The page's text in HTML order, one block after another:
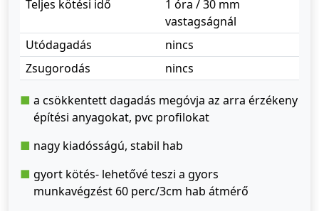
Teljes kötési idő
1 óra / 30 mm
vastagságnál
Utódagadás
nincs
Zsugorodás
nincs
a csökkentett dagadás megóvja az arra érzékeny
építési anyagokat, pvc profilokat
nagy kiadósságú, stabil hab
gyort kötés- lehetővé teszi a gyors
munkavégzést 60 perc/3cm hab átmérő